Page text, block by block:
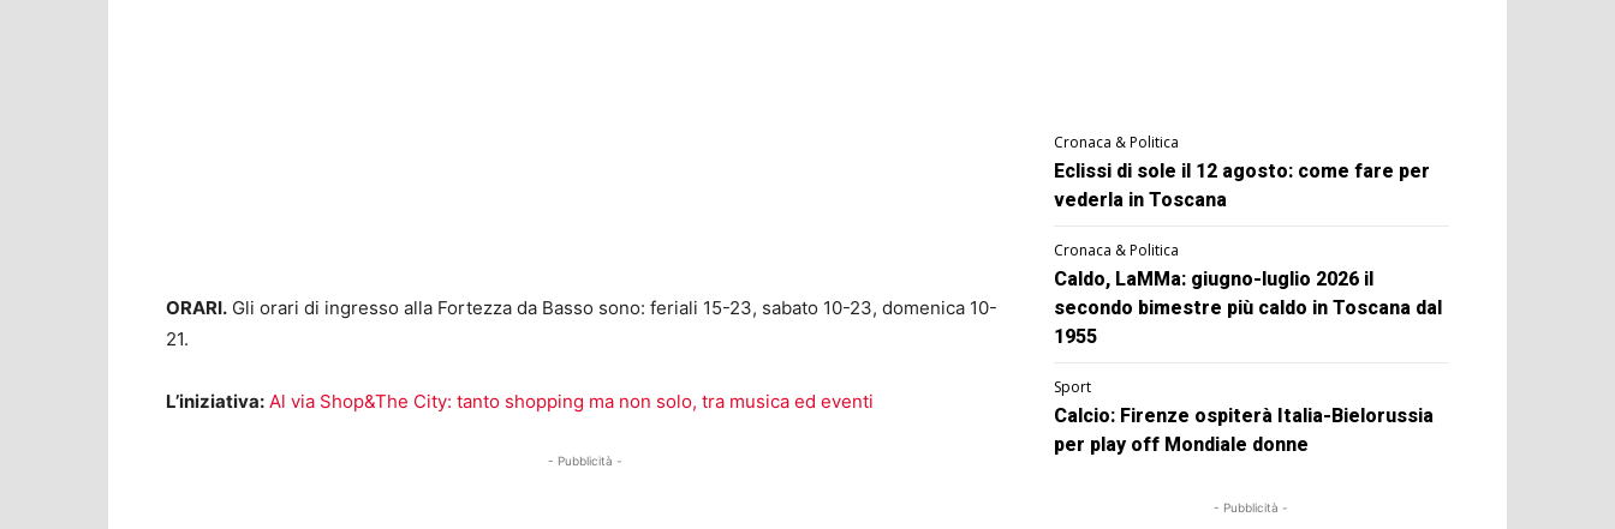
ORARI. Gli orari di ingresso alla Fortezza da Basso sono: feriali 15-23, sabato 10-23, domenica 10-
21.
L’iniziativa: Al via Shop&The City: tanto shopping ma non solo, tra musica ed eventi
- Pubblicità -
Cronaca & Politica
Eclissi di sole il 12 agosto: come fare per
vederla in Toscana
Cronaca & Politica
Caldo, LaMMa: giugno-luglio 2026 il
secondo bimestre più caldo in Toscana dal
1955
Sport
Calcio: Firenze ospiterà Italia-Bielorussia
per play off Mondiale donne
- Pubblicità -